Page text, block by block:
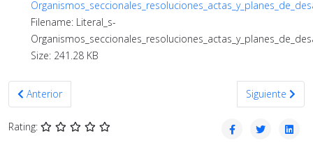
Filename: Literal_s-
Size: 241.28 KB
Artículo anterior: Junio 2022
Anterior Artículo
Siguiente
Rating: